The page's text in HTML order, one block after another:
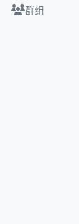
群组